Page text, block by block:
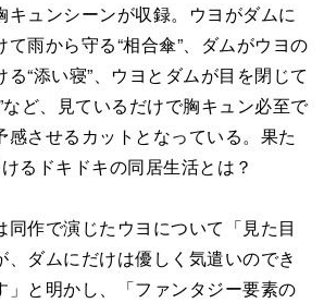
キュンシーンが収録。ウヨがダムに
雨から守る“相合傘”、ダムがウヨの
“添い寝”、ウヨとダムが目を閉じて
など、見ているだけで胸キュン必至で
感させるカットとなっている。果た
るドキドキの同居生活とは？
作で演じたウヨについて「見た目
、ダムにだけは優しく気遣いのでき
」と明かし、「ファンタジー要素の